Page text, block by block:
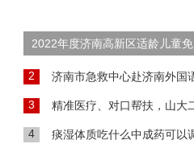
2022年度济南高新区适龄儿童
2 济南市急救中心赴济南外国语
3 精准医疗、对口帮扶，山大二院肾脏内
4 痰湿体质吃什么中成药可以